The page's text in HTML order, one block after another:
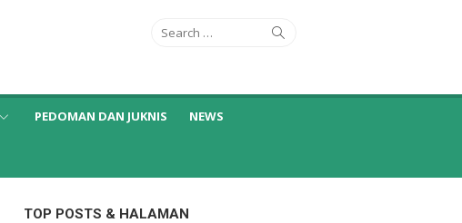
Search
PEDOMAN DAN JUKNIS NEWS
TOP POSTS & HALAMAN